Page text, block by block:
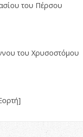
του Πέρσου
του Χρυσοστόμου